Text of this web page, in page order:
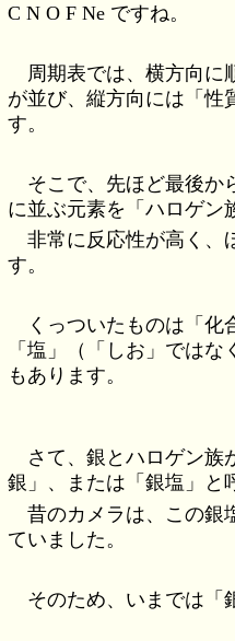
C N O F Ne ですね。
周期表では、横方向に
が並び、縦方向には「性
す。
そこで、先ほど最後か
に並ぶ元素を「ハロゲン
非常に反応性が高く、
す。
くっついたものは「化
「塩」（「しお」では
もあります。
さて、銀とハロゲン族
銀」、または「銀塩」と
昔のカメラは、この銀
ていました。
そのため、いまでは「